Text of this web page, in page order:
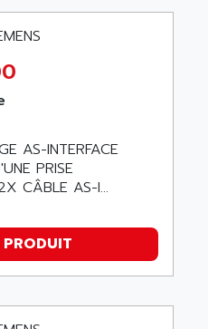
AS-INTERFACE
PRISE
CÂBLE AS-I...